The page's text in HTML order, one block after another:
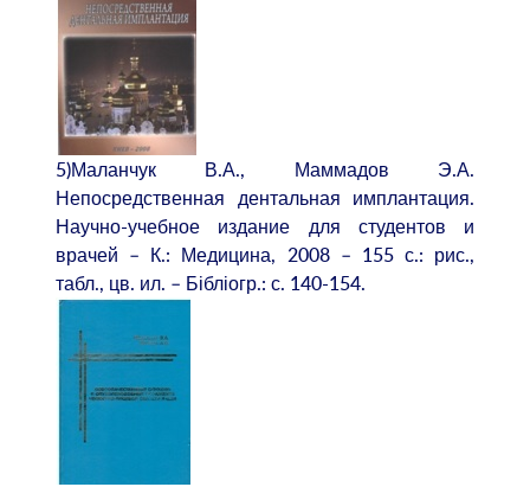
5)Маланчук В.А., Маммадов Э.А.
Непосредственная дентальная имплантация.
Научно-учебное издание для студентов и
врачей – К.: Медицина, 2008 – 155 с.: рис.,
табл., цв. ил. – Бібліогр.: с. 140-154.